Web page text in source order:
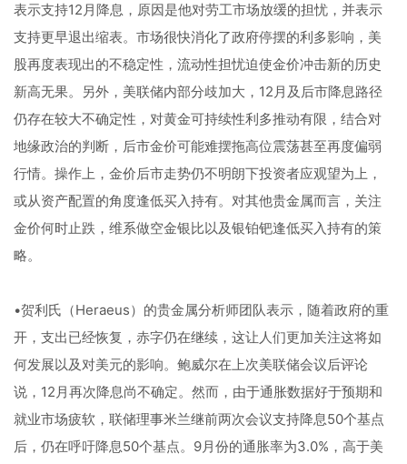
表示支持12月降息，原因是他对劳工市场放缓的担忧，并表示
支持更早退出缩表。市场很快消化了政府停摆的利多影响，美
股再度表现出的不稳定性，流动性担忧迫使金价冲击新的历史
新高无果。另外，美联储内部分歧加大，12月及后市降息路径
仍存在较大不确定性，对黄金可持续性利多推动有限，结合对
地缘政治的判断，后市金价可能难摆拖高位震荡甚至再度偏弱
行情。操作上，金价后市走势仍不明朗下投资者应观望为上，
或从资产配置的角度逢低买入持有。对其他贵金属而言，关注
金价何时止跌，维系做空金银比以及银铂钯逢低买入持有的策
略。
•贺利氏（Heraeus）的贵金属分析师团队表示，随着政府的重
开，支出已经恢复，赤字仍在继续，这让人们更加关注这将如
何发展以及对美元的影响。鲍威尔在上次美联储会议后评论
说，12月再次降息尚不确定。然而，由于通胀数据好于预期和
就业市场疲软，联储理事米兰继前两次会议支持降息50个基点
后，仍在呼吁降息50个基点。9月份的通胀率为3.0%，高于美